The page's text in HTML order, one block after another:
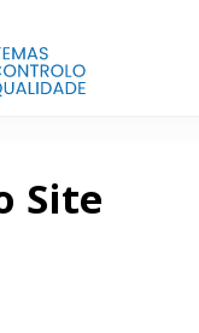
Site